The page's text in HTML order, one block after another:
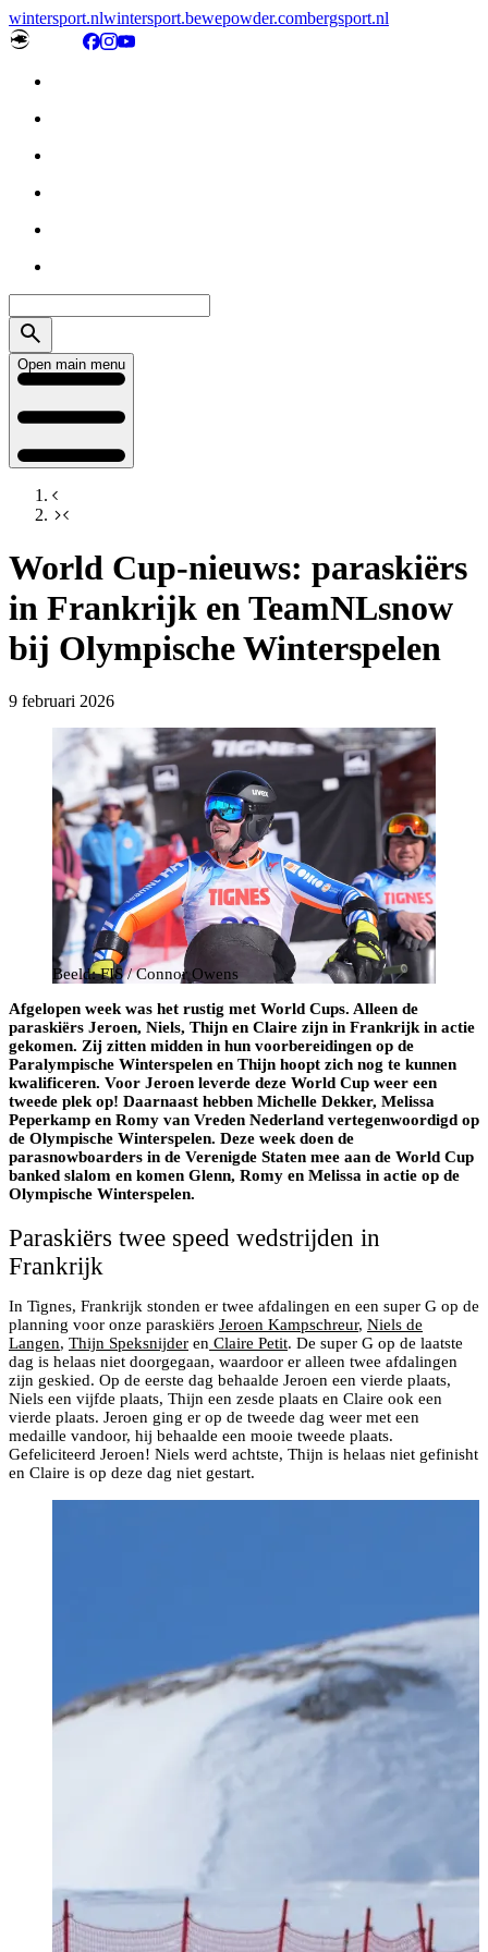
wintersport.nlwintersport.bewepowder.combergsport.nl
Open main menu
World Cup-nieuws: paraskiërs
in Frankrijk en TeamNLsnow
bij Olympische Winterspelen
9 februari 2026
Beeld: FIS / Connor Owens
Afgelopen week was het rustig met World Cups. Alleen de
paraskiërs Jeroen, Niels, Thijn en Claire zijn in Frankrijk in actie
gekomen. Zij zitten midden in hun voorbereidingen op de
Paralympische Winterspelen en Thijn hoopt zich nog te kunnen
kwalificeren. Voor Jeroen leverde deze World Cup weer een
tweede plek op! Daarnaast hebben Michelle Dekker, Melissa
Peperkamp en Romy van Vreden Nederland vertegenwoordigd op
de Olympische Winterspelen. Deze week doen de
parasnowboarders in de Verenigde Staten mee aan de World Cup
banked slalom en komen Glenn, Romy en Melissa in actie op de
Olympische Winterspelen.
Paraskiërs twee speed wedstrijden in
Frankrijk
In Tignes, Frankrijk stonden er twee afdalingen en een super G op de
planning voor onze paraskiërs Jeroen Kampschreur, Niels de
Langen, Thijn Speksnijder en Claire Petit. De super G op de laatste
dag is helaas niet doorgegaan, waardoor er alleen twee afdalingen
zijn geskied. Op de eerste dag behaalde Jeroen een vierde plaats,
Niels een vijfde plaats, Thijn een zesde plaats en Claire ook een
vierde plaats. Jeroen ging er op de tweede dag weer met een
medaille vandoor, hij behaalde een mooie tweede plaats.
Gefeliciteerd Jeroen! Niels werd achtste, Thijn is helaas niet gefinisht
en Claire is op deze dag niet gestart.